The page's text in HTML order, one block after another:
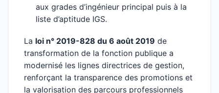
aux grades d’ingénieur principal puis à la
liste d’aptitude IGS.
La loi n° 2019-828 du 6 août 2019 de
transformation de la fonction publique a
modernisé les lignes directrices de gestion,
renforçant la transparence des promotions et
la valorisation des parcours professionnels